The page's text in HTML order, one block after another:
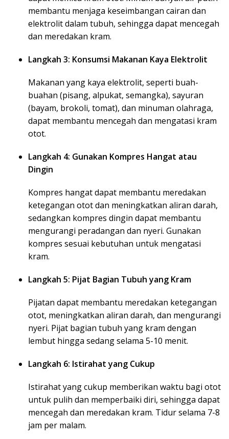
membantu menjaga keseimbangan cairan dan
elektrolit dalam tubuh, sehingga dapat mencegah
dan meredakan kram.
Langkah 3: Konsumsi Makanan Kaya Elektrolit
Makanan yang kaya elektrolit, seperti buah-
buahan (pisang, alpukat, semangka), sayuran
(bayam, brokoli, tomat), dan minuman olahraga,
dapat membantu mencegah dan mengatasi kram
otot.
Langkah 4: Gunakan Kompres Hangat atau
Dingin
Kompres hangat dapat membantu meredakan
ketegangan otot dan meningkatkan aliran darah,
sedangkan kompres dingin dapat membantu
mengurangi peradangan dan nyeri. Gunakan
kompres sesuai kebutuhan untuk mengatasi
kram.
Langkah 5: Pijat Bagian Tubuh yang Kram
Pijatan dapat membantu meredakan ketegangan
otot, meningkatkan aliran darah, dan mengurangi
nyeri. Pijat bagian tubuh yang kram dengan
lembut hingga sedang selama 5-10 menit.
Langkah 6: Istirahat yang Cukup
Istirahat yang cukup memberikan waktu bagi otot
untuk pulih dan memperbaiki diri, sehingga dapat
mencegah dan meredakan kram. Tidur selama 7-8
jam per malam.